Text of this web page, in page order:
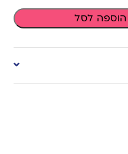
הוספה לסל